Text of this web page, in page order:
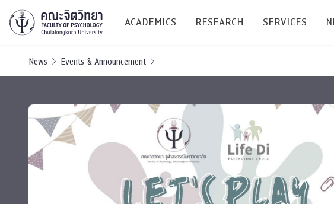
ACADEMICS
Undergraduate
Bachelor of Science
(B.Sc.)
Master's
RESEARCH
Resources & Facilities
Research Publications
Conference
International Conference
SERVICES
Academic
PSY Stats
Wellness
News Events & Announcement